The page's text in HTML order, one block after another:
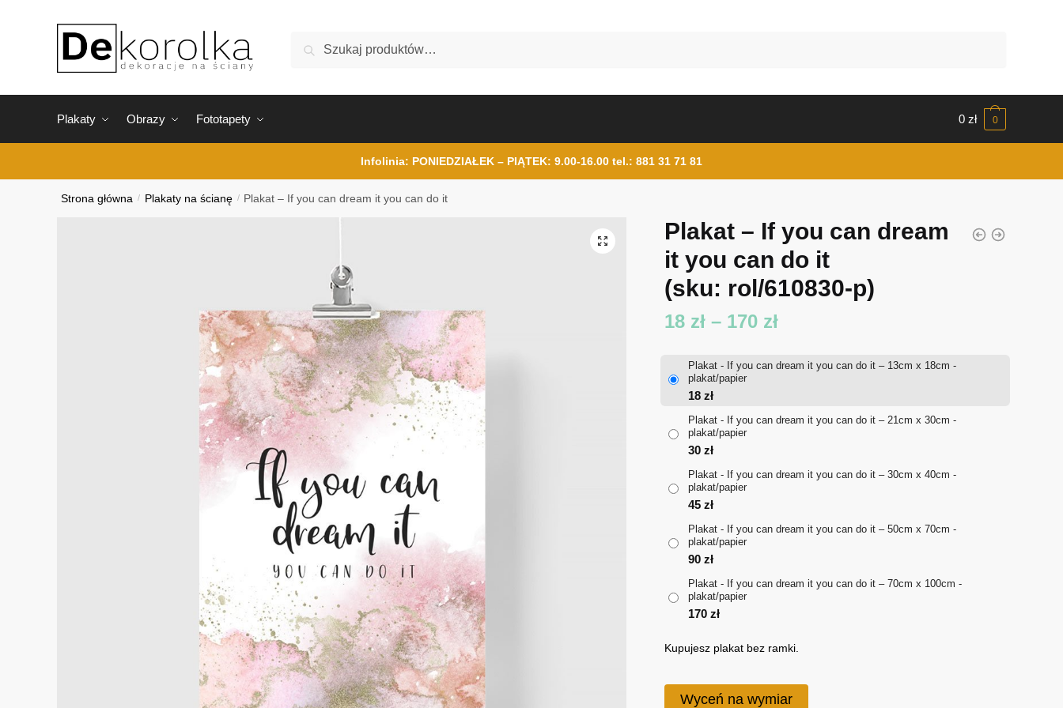
Szukaj
Plakaty Obrazy Fototapety 0 zł 0
Infolinia: PONIEDZIAŁEK – PIĄTEK: 9.00-16.00 tel.: 881 31 71 81
Strona główna / Plakaty na ścianę / Plakat – If you can dream it you can do it
Plakat – If you can dream
it you can do it
(sku: rol/610830-p)
18 zł – 170 złZakres
18 zł
170 zł
Plakat - If you can dream it you can do it – 13cm x 18cm -
plakat/papier
18 zł
Plakat - If you can dream it you can do it – 21cm x 30cm -
plakat/papier
30 zł
Plakat - If you can dream it you can do it – 30cm x 40cm -
plakat/papier
45 zł
Plakat - If you can dream it you can do it – 50cm x 70cm -
plakat/papier
90 zł
Plakat - If you can dream it you can do it – 70cm x 100cm -
plakat/papier
170 zł
Kupujesz plakat bez ramki.
Wyceń na wymiar